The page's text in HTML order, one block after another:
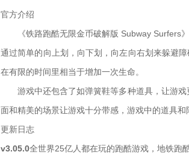
官方介绍
《铁路跑酷无限金币破解版 Subway Surfers》
通过简单的向上划，向下划，向左向右划来躲避
在有限的时间里相当于增加一次生命。
游戏中还包含了如弹簧鞋等多种道具，让游戏
面和精美的场景让游戏十分带感，游戏中的道具
更新日志
v3.05.0全世界25亿人都在玩的跑酷游戏，地铁跑